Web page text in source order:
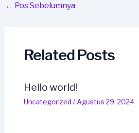
Post
← Pos Sebelumnya
Related Posts
Hello world!
Uncategorized / Agustus 29, 2024